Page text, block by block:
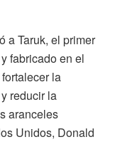
a Taruk, el primer
fabricado en el
la
reducir la
aranceles
Unidos, Donald